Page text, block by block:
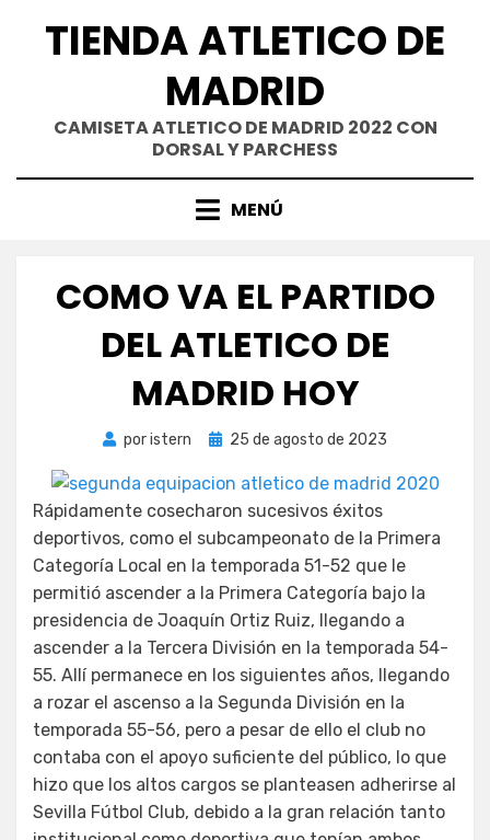
TIENDA ATLETICO DE
MADRID
CAMISETA ATLETICO DE MADRID 2022 CON
DORSAL Y PARCHESS
MENÚ
COMO VA EL PARTIDO
DEL ATLETICO DE
MADRID HOY
poristern
Publicada
25 de agosto de 2023
Rápidamente cosecharon sucesivos éxitos
deportivos, como el subcampeonato de la Primera
Categoría Local en la temporada 51-52 que le
permitió ascender a la Primera Categoría bajo la
presidencia de Joaquín Ortiz Ruiz, llegando a
ascender a la Tercera División en la temporada 54-
55. Allí permanece en los siguientes años, llegando
a rozar el ascenso a la Segunda División en la
temporada 55-56, pero a pesar de ello el club no
contaba con el apoyo suficiente del público, lo que
hizo que los altos cargos se planteasen adherirse al
Sevilla Fútbol Club, debido a la gran relación tanto